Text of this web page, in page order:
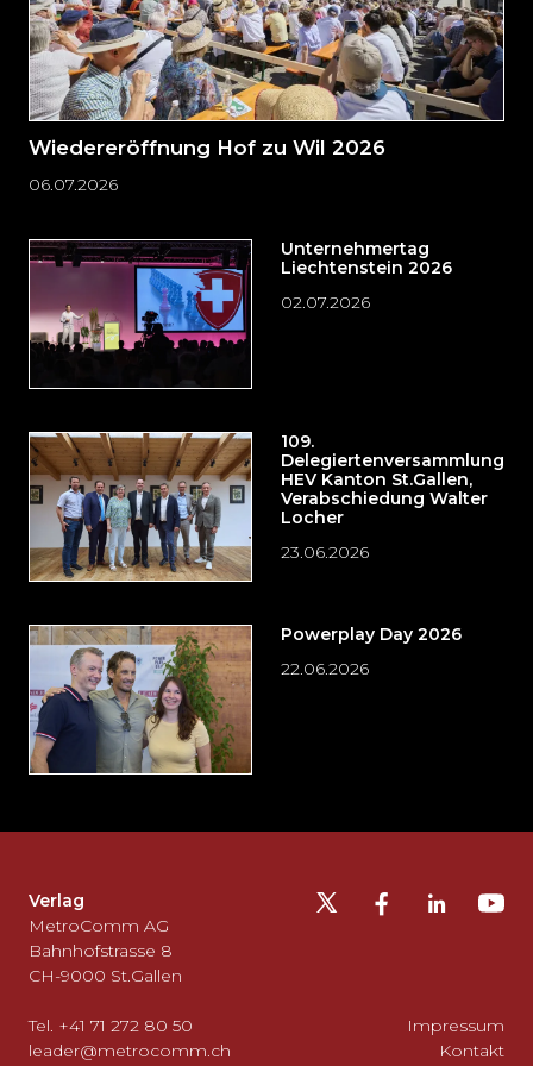
Wiedereröffnung Hof zu Wil 2026
06.07.2026
Unternehmertag
Liechtenstein 2026
02.07.2026
109.
Delegiertenversammlung
HEV Kanton St.Gallen,
Verabschiedung Walter
Locher
23.06.2026
Powerplay Day 2026
22.06.2026
auslassen
und
zurück
zum
gehen?
Verlag
MetroComm AG
Bahnhofstrasse 8
CH-9000 St.Gallen
Tel. +41 71 272 80 50
leader@metrocomm.ch
Impressum
Kontakt